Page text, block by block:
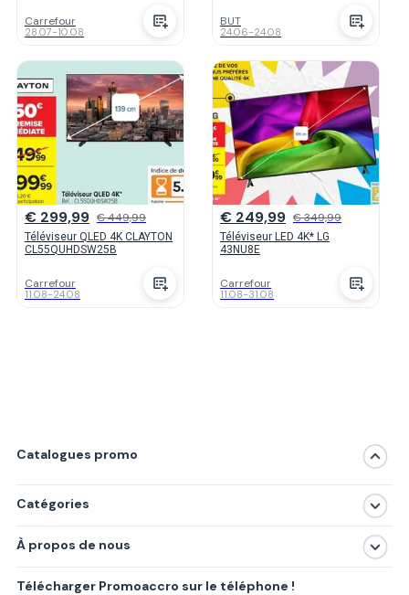
Carrefour
28.07-10.08
BUT
24.06-24.08
€ 299,99 € 449,99
Téléviseur QLED 4K CLAYTON
CL55QUHDSW25B
Carrefour
11.08-24.08
€ 249,99 € 349,99
Téléviseur LED 4K* LG
43NU8E
Carrefour
11.08-31.08
Catalogues promo
Catégories
Produits
À propos de nous
Politique de confidentialité
Télécharger Promoaccro sur le téléphone !